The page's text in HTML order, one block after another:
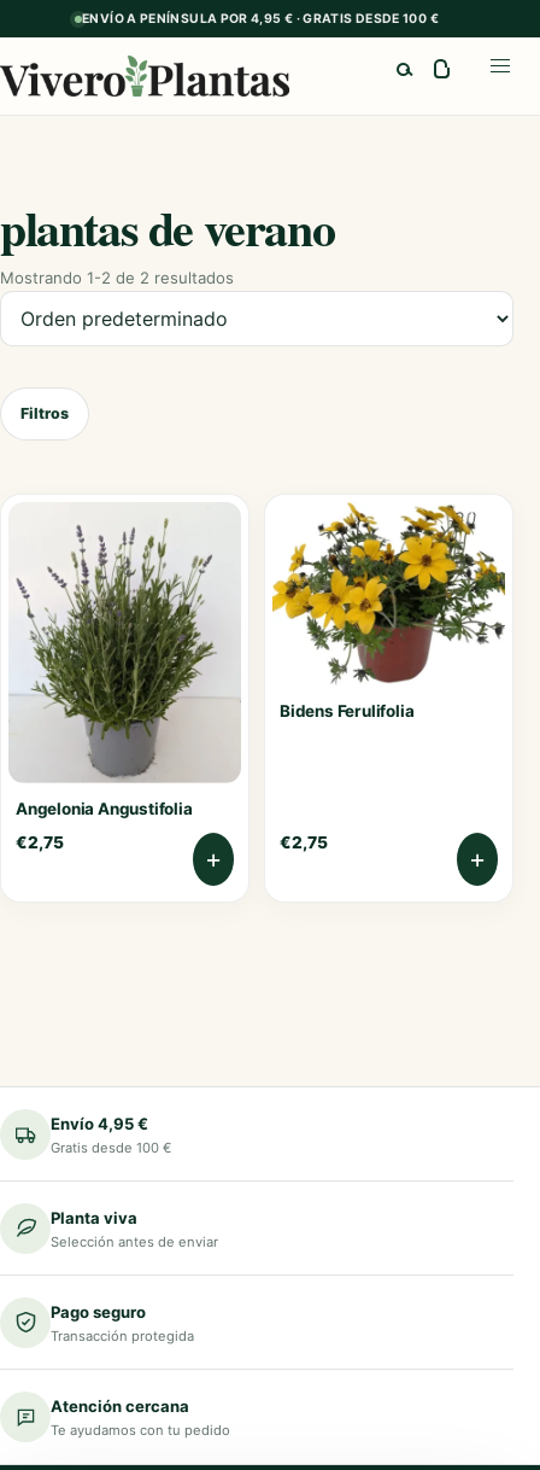
ENVÍO A PENÍNSULA POR 4,95 € · GRATIS DESDE 100 €
plantas de verano
Mostrando 1-2 de 2 resultados
Ordenar productos
Filtros
Angelonia Angustifolia
€2,75
+
Bidens Ferulifolia
€2,75
+
Envío 4,95 €
Gratis desde 100 €
Planta viva
Selección antes de enviar
Pago seguro
Transacción protegida
Atención cercana
Te ayudamos con tu pedido